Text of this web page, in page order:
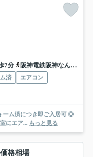
7分
阪神電鉄阪神なんば「福」駅 徒歩15分
済
エアコン
ム済につき即ご入居可 ◎
にエア... もっと見る
格相場